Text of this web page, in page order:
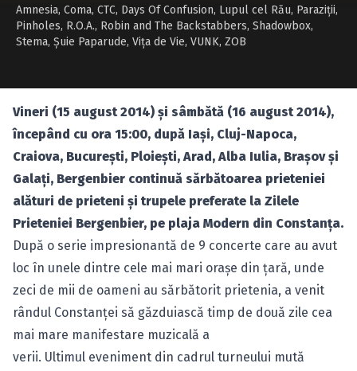
Amnesia, Coma, CTC, Days Of Confusion, Lupul cel Rău, Paraziţii,
Pinholes, R.O.A., Robin and The Backstabbers, Shadowbox,
Stema, Şuie Paparude, Viţa de Vie, VUNK, ZOB
Vineri (15 august 2014) şi sâmbătă (16 august 2014),
începând cu ora 15:00, după Iaşi, Cluj-Napoca,
Craiova, Bucureşti, Ploieşti,Arad,Alba Iulia, Braşovşi
Galaţi, Bergenbier continuă sărbătoarea prieteniei
alături de prieteni şi trupele preferate la Zilele
Prieteniei Bergenbier, pe plaja Modern din Constanţa.
După o serie impresionantă de 9 concerte care au avut
loc în unele dintre cele mai mari oraşe din ţară, unde
zeci de mii de oameni au sărbătorit prietenia, a venit
rândul Constanţei să găzduiască timp de două zile cea
mai mare manifestare muzicală a
verii. Ultimul eveniment din cadrul turneului mută